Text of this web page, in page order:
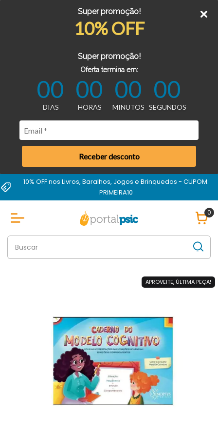
Super promoção!
10% OFF
Super promoção!
Oferta termina em:
00
DIAS
00
HORAS
00
MINUTOS
00
SEGUNDOS
Receber desconto
10% OFF nos Livros, Baralhos, Jogos e Brinquedos - CUPOM:
PRIMEIRA10
0
APROVEITE, ÚLTIMA PEÇA!